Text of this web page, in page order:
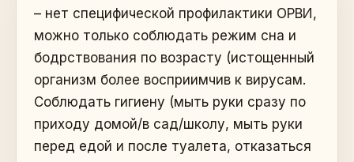
– нет специфической профилактики ОРВИ,
можно только соблюдать режим сна и
бодрствования по возрасту (истощенный
организм более восприимчив к вирусам.
Соблюдать гигиену (мыть руки сразу по
приходу домой/в сад/школу, мыть руки
перед едой и после туалета, отказаться